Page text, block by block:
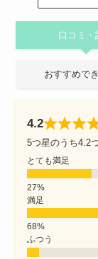
口コミ・
おすすめで
4.2
5つ星のうち4.2
とても満足
満足
ふつう